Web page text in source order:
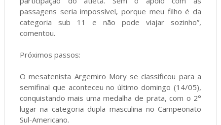
passagens seria impossível, porque meu filho é da
categoria sub 11 e não pode viajar sozinho”,
comentou.
Próximos passos:
O mesatenista Argemiro Mory se classificou para a
semifinal que aconteceu no último domingo (14/05),
conquistando mais uma medalha de prata, com o 2°
lugar na categoria dupla masculina no Campeonato
Sul-Americano.